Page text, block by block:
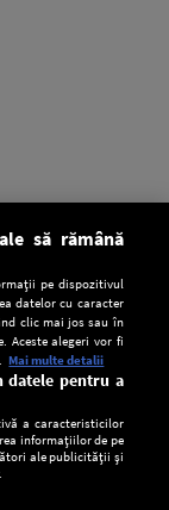
să rămână
pe dispozitivul
datelor cu caracter
clic mai jos sau în
Aceste alegeri vor fi
Mai multe detalii
datele pentru a
a caracteristicilor
informațiilor de pe
ale publicității și